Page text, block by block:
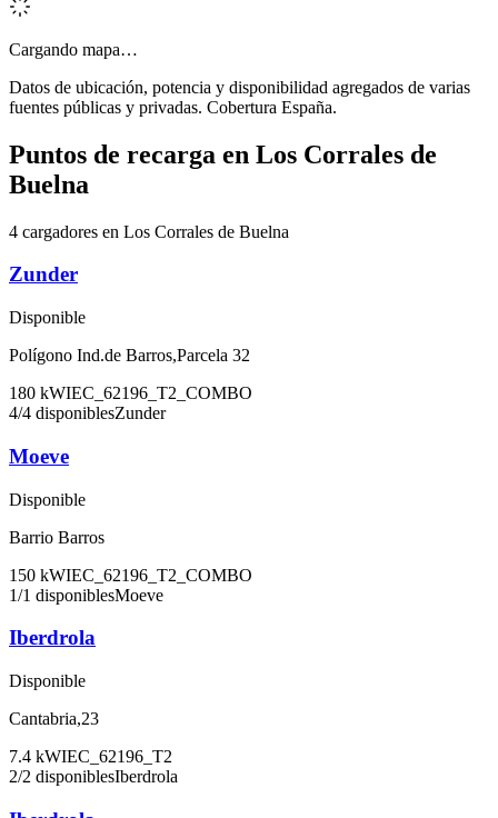
Cargando mapa…
Datos de ubicación, potencia y disponibilidad agregados de varias
fuentes públicas y privadas. Cobertura España.
Puntos de recarga en Los Corrales de
Buelna
4 cargadores en Los Corrales de Buelna
Zunder
Disponible
Polígono Ind.de Barros,Parcela 32
180 kWIEC_62196_T2_COMBO
4/4 disponiblesZunder
Moeve
Disponible
Barrio Barros
150 kWIEC_62196_T2_COMBO
1/1 disponiblesMoeve
Iberdrola
Disponible
Cantabria,23
7.4 kWIEC_62196_T2
2/2 disponiblesIberdrola